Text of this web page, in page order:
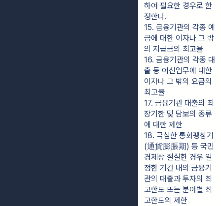
하여 필요한 경우로 한
정한다.
15. 금융기관의 각종 예
금에 대한 이자나 그 밖
의 지급금의 최고율
16. 금융기관의 각종 대
출 등 여신업무에 대한
이자나 그 밖의 요금의
최고율
17. 금융기관 대출의 최
장기한 및 담보의 종류
에 대한 제한
18. 극심한 통화팽창기
(通貨膨脹期) 등 국민
경제상 절실한 경우 일
정한 기간 내의 금융기
관의 대출과 투자의 최
고한도 또는 분야별 최
고한도의 제한